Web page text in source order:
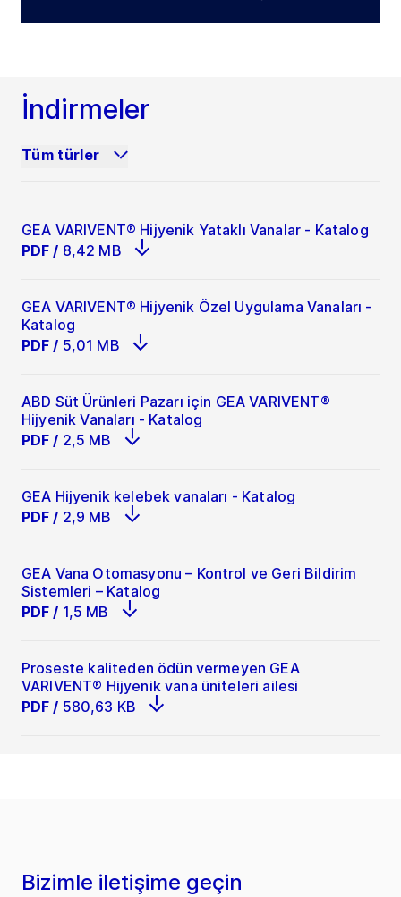
İndirmeler
Tüm türler
GEA VARIVENT® Hijyenik Yataklı Vanalar - Katalog
PDF / 8,42 MB
GEA VARIVENT® Hijyenik Özel Uygulama Vanaları -
Katalog
PDF / 5,01 MB
ABD Süt Ürünleri Pazarı için GEA VARIVENT®
Hijyenik Vanaları - Katalog
PDF / 2,5 MB
GEA Hijyenik kelebek vanaları - Katalog
PDF / 2,9 MB
GEA Vana Otomasyonu – Kontrol ve Geri Bildirim
Sistemleri – Katalog
PDF / 1,5 MB
Proseste kaliteden ödün vermeyen GEA
VARIVENT® Hijyenik vana üniteleri ailesi
PDF / 580,63 KB
Bizimle iletişime geçin